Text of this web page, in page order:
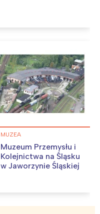
MUZEA
Muzeum Przemysłu i
Kolejnictwa na Śląsku
w Jaworzynie Śląskiej